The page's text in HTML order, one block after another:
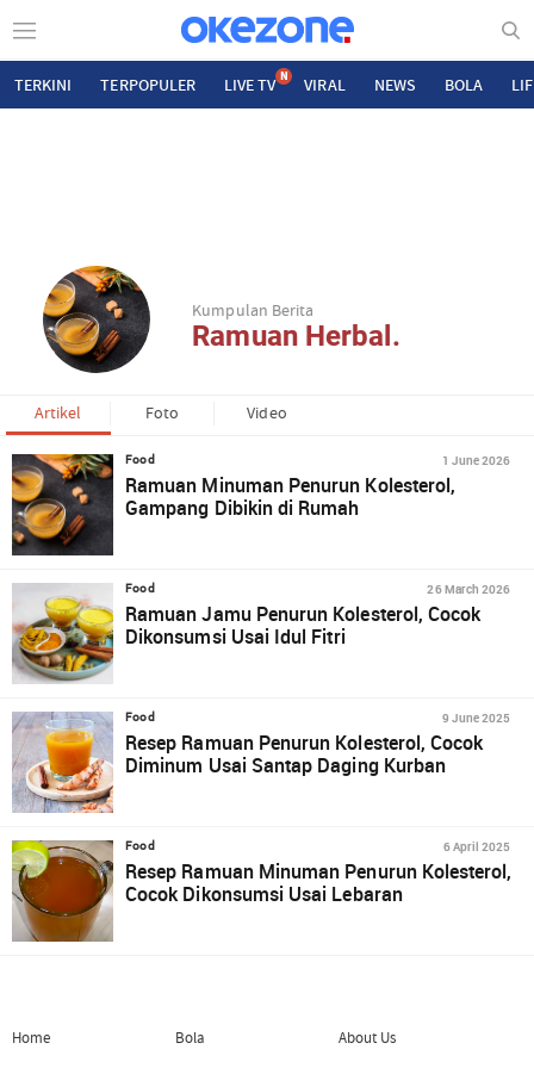
TERKINI TERPOPULER LIVE TV N VIRAL NEWS BOLA
Kumpulan Berita
Ramuan Herbal.
Artikel Foto Video
Food 1 June 2026
Ramuan Minuman Penurun Kolesterol,
Gampang Dibikin di Rumah
Food 26 March 2026
Ramuan Jamu Penurun Kolesterol, Cocok
Dikonsumsi Usai Idul Fitri
Food 9 June 2025
Resep Ramuan Penurun Kolesterol, Cocok
Diminum Usai Santap Daging Kurban
Food 6 April 2025
Resep Ramuan Minuman Penurun Kolesterol,
Cocok Dikonsumsi Usai Lebaran
Home
Bola
About Us